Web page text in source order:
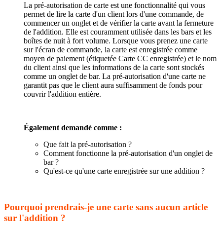
La pré-autorisation de carte est une fonctionnalité qui vous
permet de lire la carte d'un client lors d'une commande, de
commencer un onglet et de vérifier la carte avant la fermeture
de l'addition. Elle est couramment utilisée dans les bars et les
boîtes de nuit à fort volume. Lorsque vous prenez une carte
sur l'écran de commande, la carte est enregistrée comme
moyen de paiement (étiquetée Carte CC enregistrée) et le nom
du client ainsi que les informations de la carte sont stockés
comme un onglet de bar. La pré-autorisation d'une carte ne
garantit pas que le client aura suffisamment de fonds pour
couvrir l'addition entière.
Également demandé comme :
Que fait la pré-autorisation ?
Comment fonctionne la pré-autorisation d'un onglet de
bar ?
Qu'est-ce qu'une carte enregistrée sur une addition ?
Pourquoi prendrais-je une carte sans aucun article
sur l'addition ?